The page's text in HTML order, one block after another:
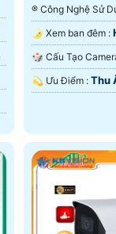
🌛 Xem ban đêm :
Ngoại SMD.
🎲 Cấu Tạo
️💫 Ưu Điểm : Thu